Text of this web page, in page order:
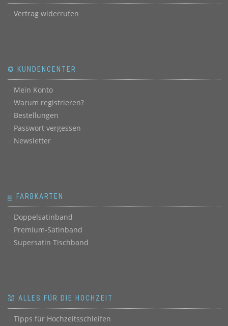
Vertrag widerrufen
✪ KUNDENCENTER
Mein Konto
Warum registrieren?
Bestellungen
Passwort vergessen
Newsletter
ஐ FARBKARTEN
Doppelsatinband
Premium-Satinband
Supersatin Tischband
💒 ALLES FÜR DIE HOCHZEIT
Tipps für Hochzeitsschleifen